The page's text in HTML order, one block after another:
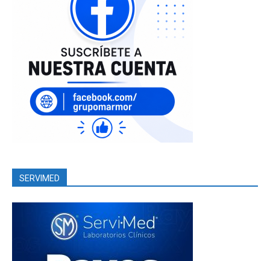
SERVIMED